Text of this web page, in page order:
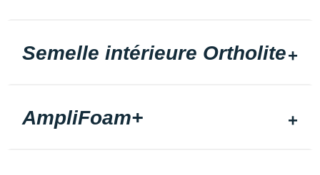
Semelle intérieure Ortholite
AmpliFoam+